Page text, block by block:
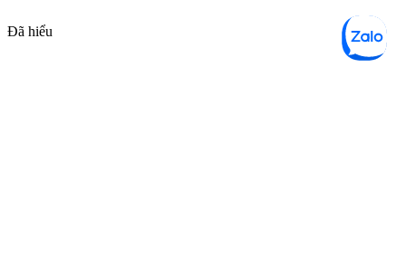
Đã hiểu